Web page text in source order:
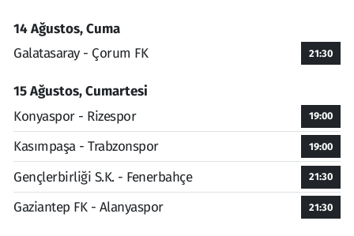
14 Ağustos, Cuma
Galatasaray - Çorum FK
21:30
15 Ağustos, Cumartesi
Konyaspor - Rizespor
19:00
Kasımpaşa - Trabzonspor 19:00
Gençlerbirliği S.K. - Fenerbahçe 21:30
Gaziantep FK - Alanyaspor 21:30